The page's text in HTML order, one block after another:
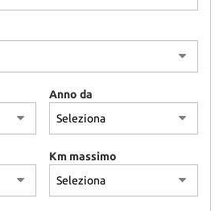
Anno da
Km massimo